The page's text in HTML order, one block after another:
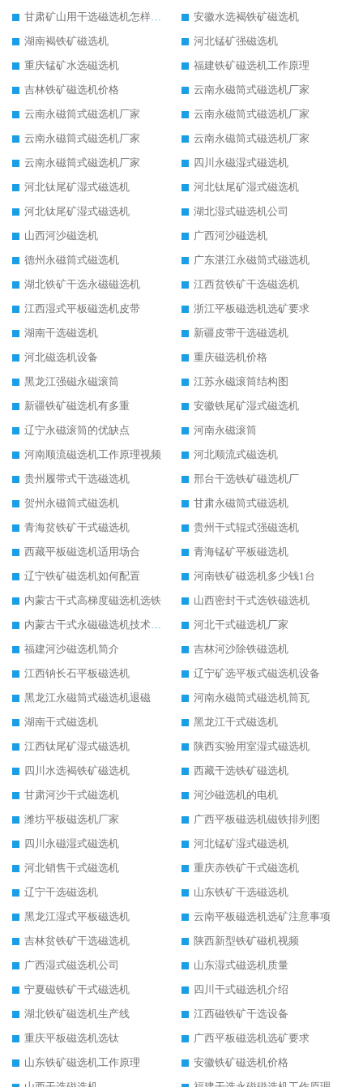
甘肃矿山用干选磁选机怎样调磁
安徽水选褐铁矿磁选机
湖南褐铁矿磁选机
河北锰矿强磁选机
重庆锰矿水选磁选机
福建铁矿磁选机工作原理
吉林铁矿磁选机价格
云南永磁筒式磁选机厂家
云南永磁筒式磁选机厂家
云南永磁筒式磁选机厂家
云南永磁筒式磁选机厂家
云南永磁筒式磁选机厂家
云南永磁筒式磁选机厂家
四川永磁湿式磁选机
河北钛尾矿湿式磁选机
河北钛尾矿湿式磁选机
河北钛尾矿湿式磁选机
湖北湿式磁选机公司
山西河沙磁选机
广西河沙磁选机
德州永磁筒式磁选机
广东湛江永磁筒式磁选机
湖北铁矿干选永磁磁选机
江西贫铁矿干选磁选机
江西湿式平板磁选机皮带
浙江平板磁选机选矿要求
湖南干选磁选机
新疆皮带干选磁选机
河北磁选机设备
重庆磁选机价格
黑龙江强磁永磁滚筒
江苏永磁滚筒结构图
新疆铁矿磁选机有多重
安徽铁尾矿湿式磁选机
辽宁永磁滚筒的优缺点
河南永磁滚筒
河南顺流磁选机工作原理视频
河北顺流式磁选机
贵州履带式干选磁选机
邢台干选铁矿磁选机厂
贺州永磁筒式磁选机
甘肃永磁筒式磁选机
青海贫铁矿干式磁选机
贵州干式辊式强磁选机
西藏平板磁选机适用场合
青海锰矿平板磁选机
辽宁铁矿磁选机如何配置
河南铁矿磁选机多少钱1台
内蒙古干式高梯度磁选机选铁
山西密封干式选铁磁选机
内蒙古干式永磁磁选机技术要求
河北干式磁选机厂家
福建河沙磁选机简介
吉林河沙除铁磁选机
江西钠长石平板磁选机
辽宁矿选平板式磁选机设备
黑龙江永磁筒式磁选机退磁
河南永磁筒式磁选机筒瓦
湖南干式磁选机
黑龙江干式磁选机
江西钛尾矿湿式磁选机
陕西实验用室湿式磁选机
四川水选褐铁矿磁选机
西藏干选铁矿磁选机
甘肃河沙干式磁选机
河沙磁选机的电机
潍坊平板磁选机厂家
广西平板磁选机磁铁排列图
四川永磁湿式磁选机
河北锰矿湿式磁选机
河北销售干式磁选机
重庆赤铁矿干式磁选机
辽宁干选磁选机
山东铁矿干选磁选机
黑龙江湿式平板磁选机
云南平板磁选机选矿注意事项
吉林贫铁矿干选磁选机
陕西新型铁矿磁机视频
广西湿式磁选机公司
山东湿式磁选机质量
宁夏磁铁矿干式磁选机
四川干式磁选机介绍
湖北铁矿磁选机生产线
江西磁铁矿干选设备
重庆平板磁选机选钛
广西平板磁选机选矿要求
山东铁矿磁选机工作原理
安徽铁矿磁选机价格